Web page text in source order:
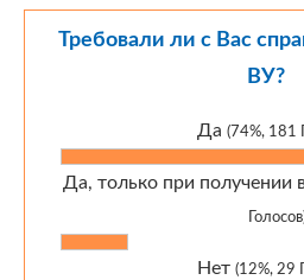
Требовали ли с Вас
ВУ?
Да (74%, 181
Да, только при получении
Нет (12%, 29